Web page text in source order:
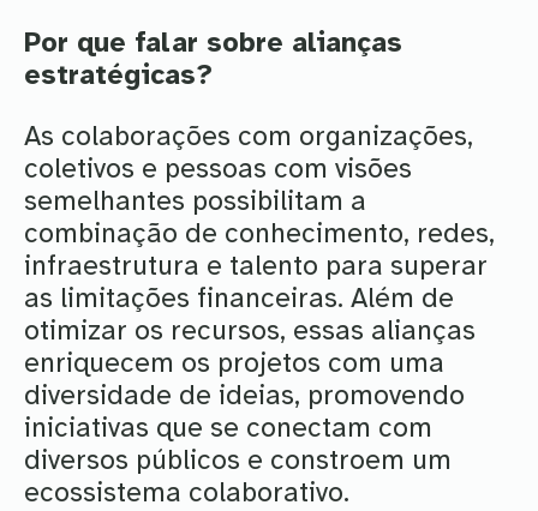
Por que falar sobre alianças
estratégicas?
As colaborações com organizações,
coletivos e pessoas com visões
semelhantes possibilitam a
combinação de conhecimento, redes,
infraestrutura e talento para superar
as limitações financeiras. Além de
otimizar os recursos, essas alianças
enriquecem os projetos com uma
diversidade de ideias, promovendo
iniciativas que se conectam com
diversos públicos e constroem um
ecossistema colaborativo.